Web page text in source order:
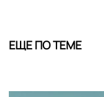
ЕЩЕ ПО ТЕМЕ